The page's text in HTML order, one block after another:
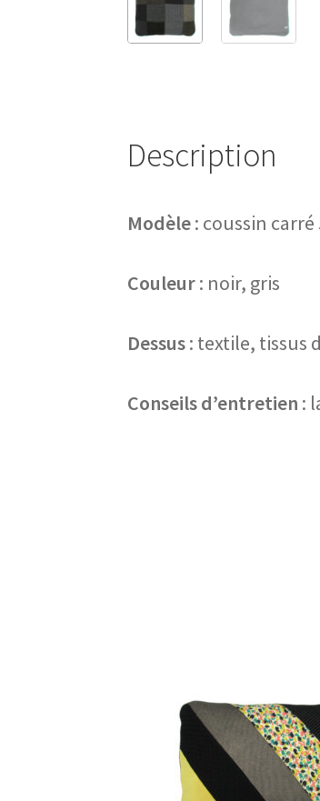
Description
Modèle: coussin
Couleur: noir, gris
Dessus: textile, tissus
Conseils d’entretien :